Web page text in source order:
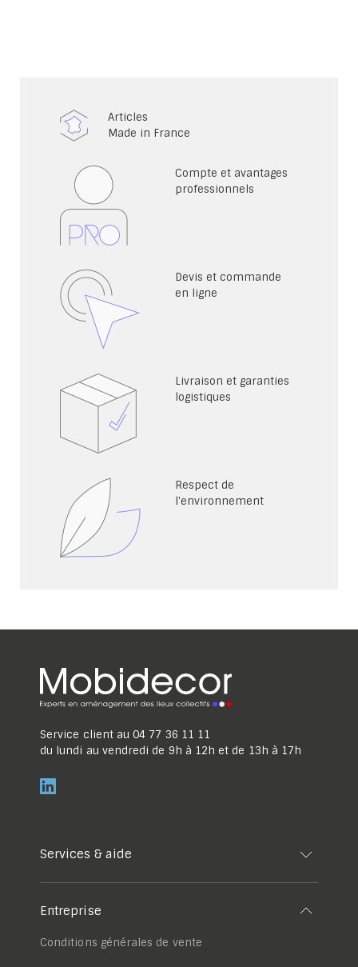
Articles
Made in France
Compte et avantages
professionnels
Devis et commande
en ligne
Livraison et garanties
logistiques
Respect de
l'environnement
Service client au 04 77 36 11 11
du lundi au vendredi de 9h à 12h et de 13h à 17h
Services & aide
Entreprise
Conditions générales de vente